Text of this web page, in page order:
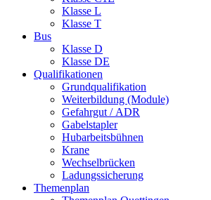
Klasse L
Klasse T
Bus
Klasse D
Klasse DE
Qualifikationen
Grundqualifikation
Weiterbildung (Module)
Gefahrgut / ADR
Gabelstapler
Hubarbeitsbühnen
Krane
Wechselbrücken
Ladungssicherung
Themenplan